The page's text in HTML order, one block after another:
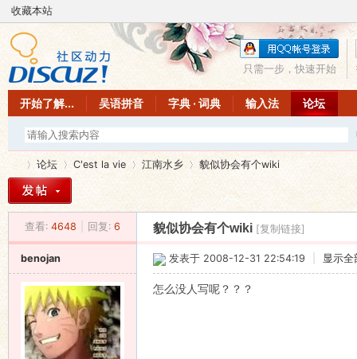
收藏本站
只需一步，快速开始
开始了解... 吴语拼音 字典 · 词典 输入法 论坛
»
论坛
›
C'est la vie 江南水乡
›
貌似协会有个wiki
查看: 4648 回复: 6 貌似协会有个wiki [复制链接]
benojan 发表于 2008-12-31 22:54:19 显示全
怎么没人写呢？？？